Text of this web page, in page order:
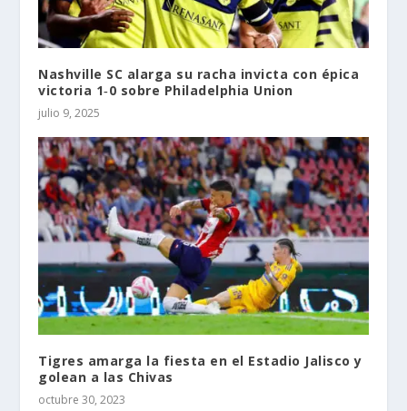
Nashville SC alarga su racha invicta con épica
victoria 1‑0 sobre Philadelphia Union
julio 9, 2025
Tigres amarga la fiesta en el Estadio Jalisco y
golean a las Chivas
octubre 30, 2023